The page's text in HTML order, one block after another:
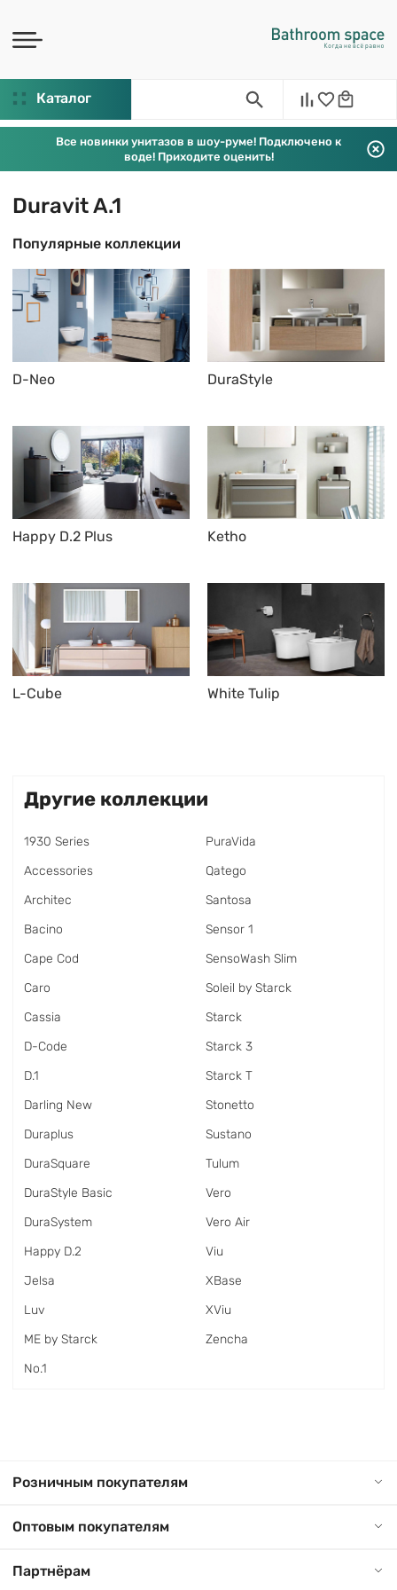
Каталог
Все новинки унитазов в шоу-руме! Подключено к
воде! Приходите оценить!
Duravit A.1
Популярные коллекции
D-Neo DuraStyle
Happy D.2 Plus Ketho
L-Cube White Tulip
Другие коллекции
1930 Series
Accessories
Architec
Bacino
Cape Cod
Caro
Cassia
D-Code
D.1
Darling New
Duraplus
DuraSquare
DuraStyle Basic
DuraSystem
Happy D.2
Jelsa
Luv
ME by Starck
No.1
PuraVida
Qatego
Santosa
Sensor 1
SensoWash Slim
Soleil by Starck
Starck
Starck 3
Starck T
Stonetto
Sustano
Tulum
Vero
Vero Air
Viu
XBase
XViu
Zencha
Розничным покупателям
Оптовым покупателям
Партнёрам